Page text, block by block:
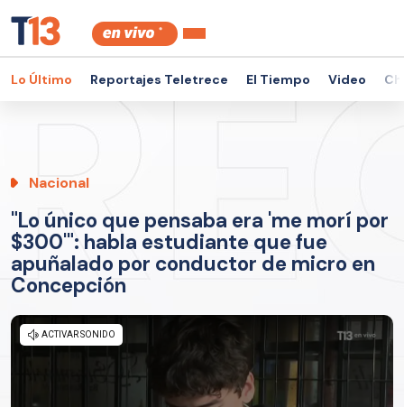
Lo Último Reportajes Teletrece El Tiempo Video
Nacional
"Lo único que pensaba era 'me morí por
$300'": habla estudiante que fue
apuñalado por conductor de micro en
Concepción